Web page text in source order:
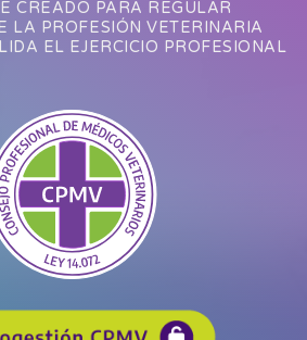
CREADO PARA REGULAR
LA PROFESIÓN VETERINARIA
EL EJERCICIO PROFESIONAL